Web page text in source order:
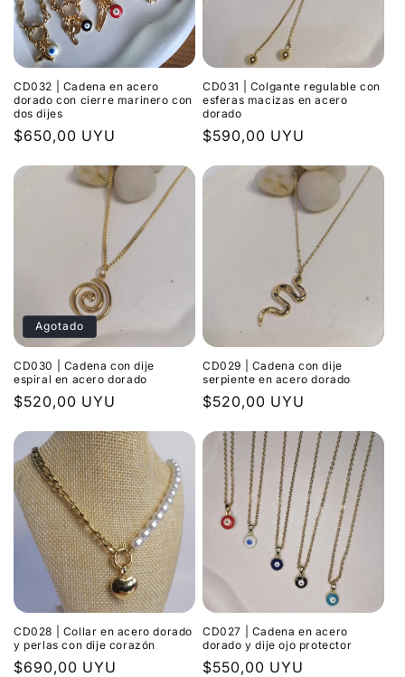
i
ó
n
:
CD032 | Cadena en acero
dorado con cierre marinero con
dos dijes
Precio
$650,00 UYU
CD031 | Colgante regulable con
esferas macizas en acero
dorado
Precio
$590,00 UYU
Agotado
CD030 | Cadena con dije
espiral en acero dorado
Precio
$520,00 UYU
CD029 | Cadena con dije
serpiente en acero dorado
Precio
$520,00 UYU
CD028 | Collar en acero dorado
y perlas con dije corazón
Precio
$690,00 UYU
CD027 | Cadena en acero
dorado y dije ojo protector
Precio
$550,00 UYU